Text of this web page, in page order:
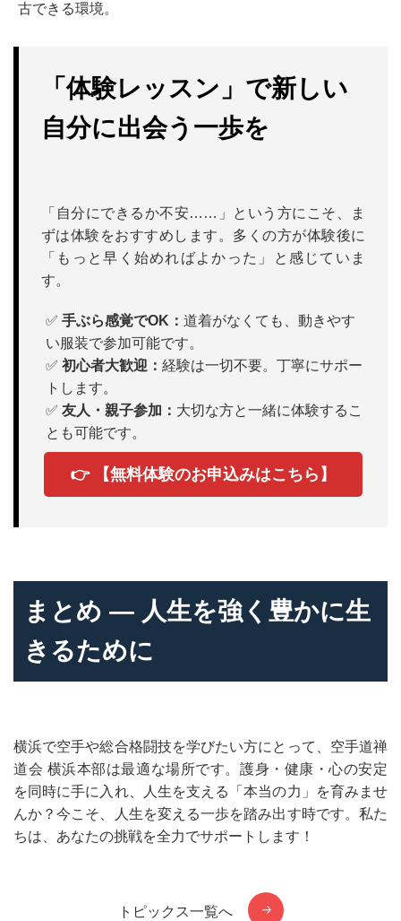
古できる環境。
「体験レッスン」で新しい
自分に出会う一歩を
「自分にできるか不安……」という方にこそ、ま
ずは体験をおすすめします。多くの方が体験後に
「もっと早く始めればよかった」と感じていま
す。
✅ 手ぶら感覚でOK： 道着がなくても、動きやす
い服装で参加可能です。
✅ 初心者大歓迎： 経験は一切不要。丁寧にサポー
トします。
✅ 友人・親子参加： 大切な方と一緒に体験するこ
とも可能です。
👉 【無料体験のお申込みはこちら】
まとめ ― 人生を強く豊かに生
きるために
横浜で空手や総合格闘技を学びたい方にとって、空手道禅
道会 横浜本部は最適な場所です。護身・健康・心の安定
を同時に手に入れ、人生を支える「本当の力」を育みませ
んか？今こそ、人生を変える一歩を踏み出す時です。私た
ちは、あなたの挑戦を全力でサポートします！
トピックス一覧へ